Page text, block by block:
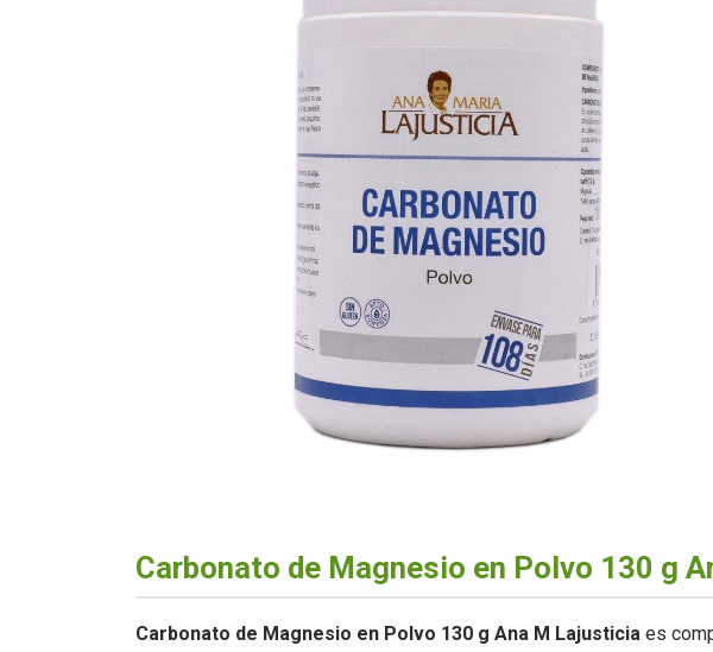
Carbonato de Magnesio en Polvo 130 g
Carbonato de Magnesio en Polvo 130 g Ana M Lajusticia es